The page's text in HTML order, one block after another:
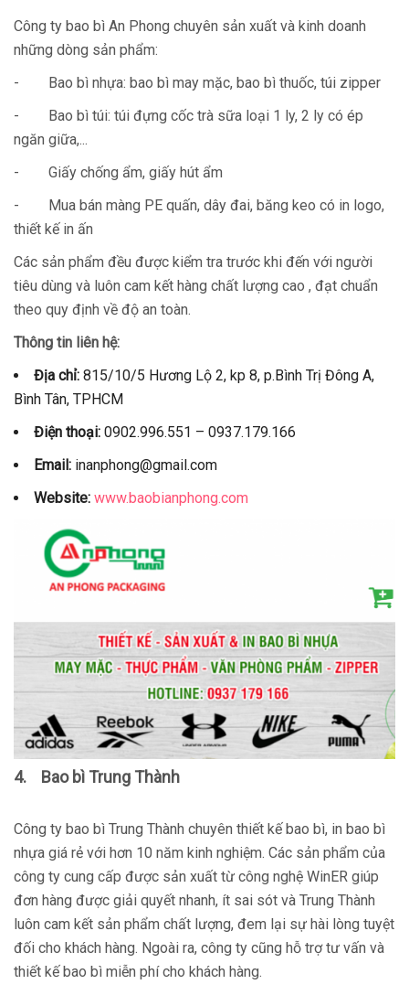
Công ty bao bì An Phong chuyên sản xuất và kinh doanh
những dòng sản phẩm:
- Bao bì nhựa: bao bì may mặc, bao bì thuốc, túi zipper
- Bao bì túi: túi đựng cốc trà sữa loại 1 ly, 2 ly có ép
ngăn giữa,...
- Giấy chống ẩm, giấy hút ẩm
- Mua bán màng PE quấn, dây đai, băng keo có in logo,
thiết kế in ấn
Các sản phẩm đều được kiểm tra trước khi đến với người
tiêu dùng và luôn cam kết hàng chất lượng cao , đạt chuẩn
theo quy định về độ an toàn.
Thông tin liên hệ:
Địa chỉ: 815/10/5 Hương Lộ 2, kp 8, p.Bình Trị Đông A,
Bình Tân, TPHCM
Điện thoại: 0902.996.551 – 0937.179.166
Email: inanphong@gmail.com
Website: www.baobianphong.com
4. Bao bì Trung Thành
Công ty bao bì Trung Thành chuyên thiết kế bao bì, in bao bì
nhựa giá rẻ với hơn 10 năm kinh nghiệm. Các sản phẩm của
công ty cung cấp được sản xuất từ công nghệ WinER giúp
đơn hàng được giải quyết nhanh, ít sai sót và Trung Thành
luôn cam kết sản phẩm chất lượng, đem lại sự hài lòng tuyệt
đối cho khách hàng. Ngoài ra, công ty cũng hỗ trợ tư vấn và
thiết kế bao bì miễn phí cho khách hàng.